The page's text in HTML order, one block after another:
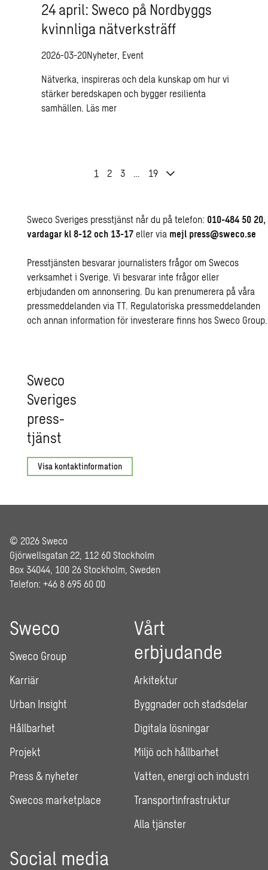
24 april: Sweco på Nordbyggs
kvinnliga nätverksträff
2026-03-20Nyheter, Event
Nätverka, inspireras och dela kunskap om hur vi
stärker beredskapen och bygger resilienta
samhällen. Läs mer
1 2 3 … 19
Sweco Sveriges presstjänst når du på telefon: 010-484 50 20,
vardagar kl 8-12 och 13-17eller via mejl press@sweco.se
Presstjänsten besvarar journalisters frågor om Swecos
verksamhet i Sverige. Vi besvarar inte frågor eller
erbjudanden om annonsering. Du kan prenumerera på våra
pressmeddelandenvia TT. Regulatoriska pressmeddelanden
och annan information för investerare finns hosSweco Group.
Sweco
Sve­ri­ges
press­
tjänst
Visa kontaktinformation
© 2026 Sweco
Gjörwellsgatan 22, 112 60 Stockholm
Box 34044, 100 26 Stockholm, Sweden
Telefon: +46 8 695 60 00
Sweco
Sweco Group
Karriär
Urban Insight
Hållbarhet
Projekt
Press & nyheter
Swecos marketplace
Vårt
erbjudande
Arkitektur
Byggnader och stadsdelar
Digitala lösningar
Miljö och hållbarhet
Vatten, energi och industri
Transportinfrastruktur
Alla tjänster
Social media